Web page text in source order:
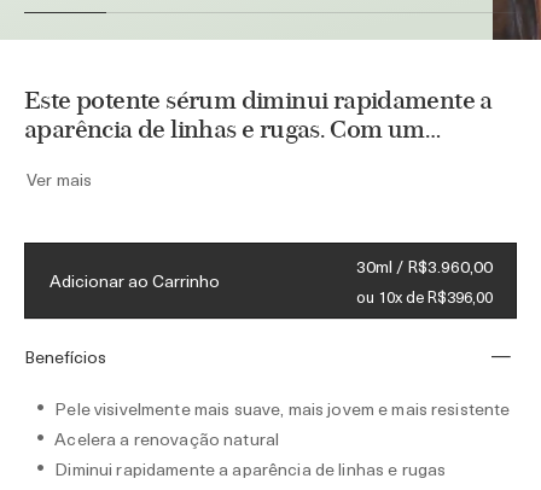
Este potente sérum diminui rapidamente a
aparência de linhas e rugas. Com um
aumentar a energia natural e uma dose
celular, a pele recupera uma aparência de
resiliência e juventude.
Ver mais
Adicionar ao Carrinho
30ml / R$3.960,00
ou 10x de R$396,00
Benefícios
Pele visivelmente mais suave, mais jovem e mais resistente
Acelera a renovação natural
Diminui rapidamente a aparência de linhas e rugas